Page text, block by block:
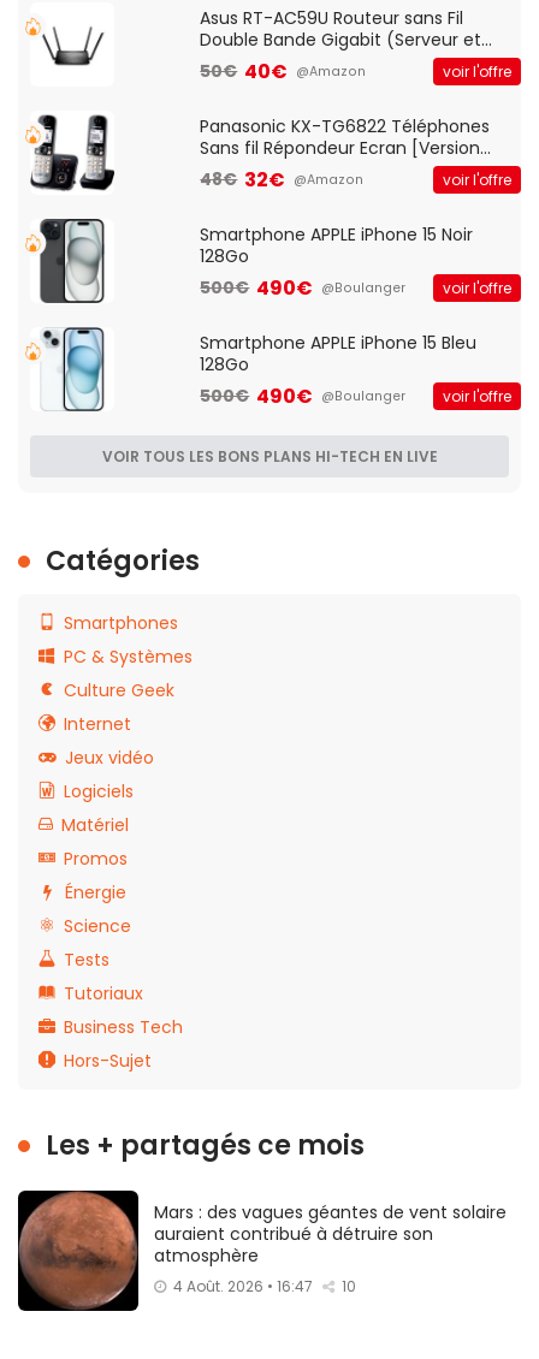
Asus RT-AC59U Routeur sans Fil
Double Bande Gigabit (Serveur et
Client VPN, Triple Vlan, Mode Point
d'accès et Bridge, contrôle Parental,
50€ 40€ @Amazon voir l'offre
Panasonic KX-TG6822 Téléphones
Sans fil Répondeur Ecran [Version
Française]
48€ 32€ @Amazon voir l'offre
Smartphone APPLE iPhone 15 Noir
128Go
500€ 490€ @Boulanger voir l'offre
Smartphone APPLE iPhone 15 Bleu
128Go
500€ 490€ @Boulanger voir l'offre
VOIR TOUS LES BONS PLANS HI-TECH EN LIVE
Catégories
Smartphones
PC & Systèmes
Culture Geek
Internet
Jeux vidéo
Logiciels
Matériel
Promos
Énergie
Science
Tests
Tutoriaux
Business Tech
Hors-Sujet
Les + partagés ce mois
Mars : des vagues géantes de vent solaire
auraient contribué à détruire son
atmosphère
4 Août. 2026 • 16:47 10